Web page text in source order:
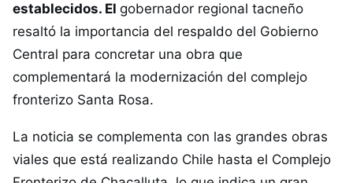
establecidos. El gobernador regional tacneño
resaltó la importancia del respaldo del Gobierno
Central para concretar una obra que
complementará la modernización del complejo
fronterizo Santa Rosa.
La noticia se complementa con las grandes obras
viales que está realizando Chile hasta el Complejo